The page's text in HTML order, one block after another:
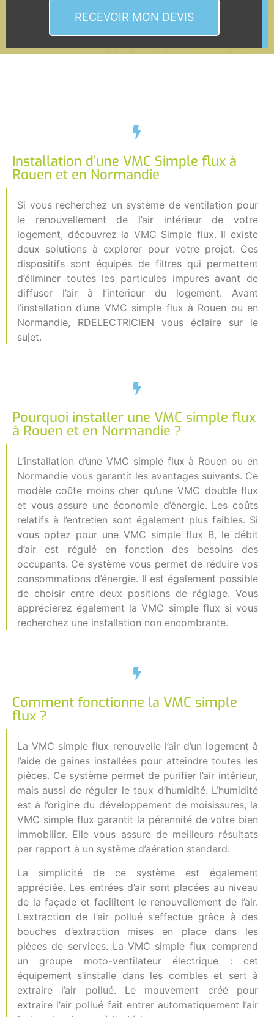
RECEVOIR MON DEVIS
Installation d’une VMC Simple flux à
Rouen et en Normandie
Si vous recherchez un système de ventilation pour
le renouvellement de l’air intérieur de votre
logement, découvrez la VMC Simple flux. Il existe
deux solutions à explorer pour votre projet. Ces
dispositifs sont équipés de filtres qui permettent
d’éliminer toutes les particules impures avant de
diffuser l’air à l’intérieur du logement. Avant
l’installation d’une VMC simple flux à Rouen ou en
Normandie, RDELECTRICIEN vous éclaire sur le
sujet.
Pourquoi installer une VMC simple flux
à Rouen et en Normandie ?
L’installation d’une VMC simple flux à Rouen ou en
Normandie vous garantit les avantages suivants. Ce
modèle coûte moins cher qu’une VMC double flux
et vous assure une économie d’énergie. Les coûts
relatifs à l’entretien sont également plus faibles. Si
vous optez pour une VMC simple flux B, le débit
d’air est régulé en fonction des besoins des
occupants. Ce système vous permet de réduire vos
consommations d’énergie. Il est également possible
de choisir entre deux positions de réglage. Vous
apprécierez également la VMC simple flux si vous
recherchez une installation non encombrante.
Comment fonctionne la VMC simple
flux ?
La VMC simple flux renouvelle l’air d’un logement à
l’aide de gaines installées pour atteindre toutes les
pièces. Ce système permet de purifier l’air intérieur,
mais aussi de réguler le taux d’humidité. L’humidité
est à l’origine du développement de moisissures, la
VMC simple flux garantit la pérennité de votre bien
immobilier. Elle vous assure de meilleurs résultats
par rapport à un système d’aération standard.
La simplicité de ce système est également
appréciée. Les entrées d’air sont placées au niveau
de la façade et facilitent le renouvellement de l’air.
L’extraction de l’air pollué s’effectue grâce à des
bouches d’extraction mises en place dans les
pièces de services. La VMC simple flux comprend
un groupe moto-ventilateur électrique : cet
équipement s’installe dans les combles et sert à
extraire l’air pollué. Le mouvement créé pour
extraire l’air pollué fait entrer automatiquement l’air